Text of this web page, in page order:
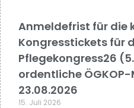
Anmeldefrist für die
Kongresstickets für
Pflegekongress26
ordentliche
23.08.2026
15. Juli 2026